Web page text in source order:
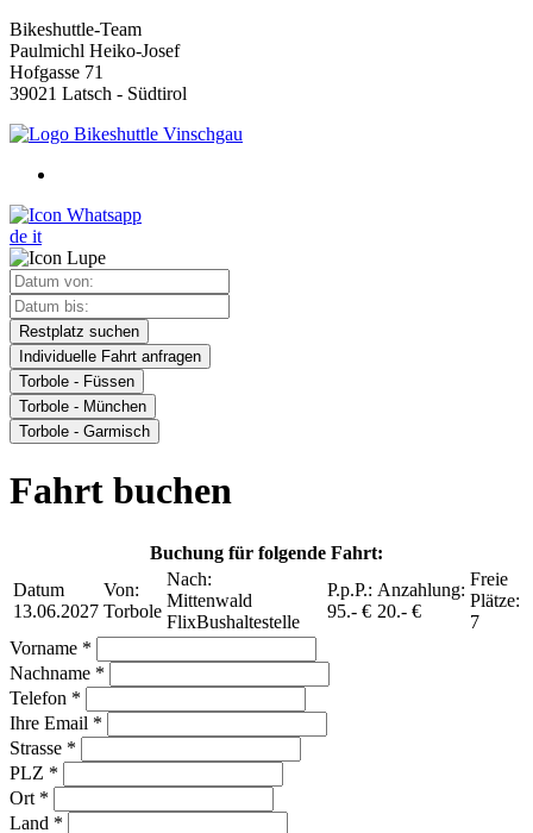
Bikeshuttle-Team
Paulmichl Heiko-Josef
Hofgasse 71
39021 Latsch - Südtirol
de it
Restplatz suchen
Individuelle Fahrt anfragen
Torbole - Füssen
Torbole - München
Torbole - Garmisch
Fahrt buchen
Buchung für folgende Fahrt:
Datum
13.06.2027
Von:
Torbole
Nach:
Mittenwald
FlixBushaltestelle
P.p.P.:
95.- €
Anzahlung:
20.- €
Freie
Plätze:
7
Vorname *
Nachname *
Telefon *
Ihre Email *
Strasse *
PLZ *
Ort *
Land *